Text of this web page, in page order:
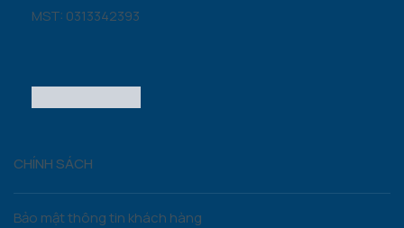
MST: 0313342393
CHÍNH SÁCH
Bảo mật thông tin khách hàng